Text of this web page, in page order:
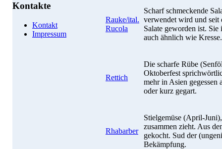
Kontakte
Kontakt
Impressum
Rauke/ital.
Rucola
Scharf schmeckende
verwendet wird und seit
Salate geworden ist.
auch ähnlich wie Kresse.
Rettich
Die scharfe Rübe
Oktoberfest
mehr in Asien gegessen
oder kurz gegart.
Rhabarber
Stielgemüse (April-
zusammen zieht. Aus
gekocht. Sud der
Bekämpfung.